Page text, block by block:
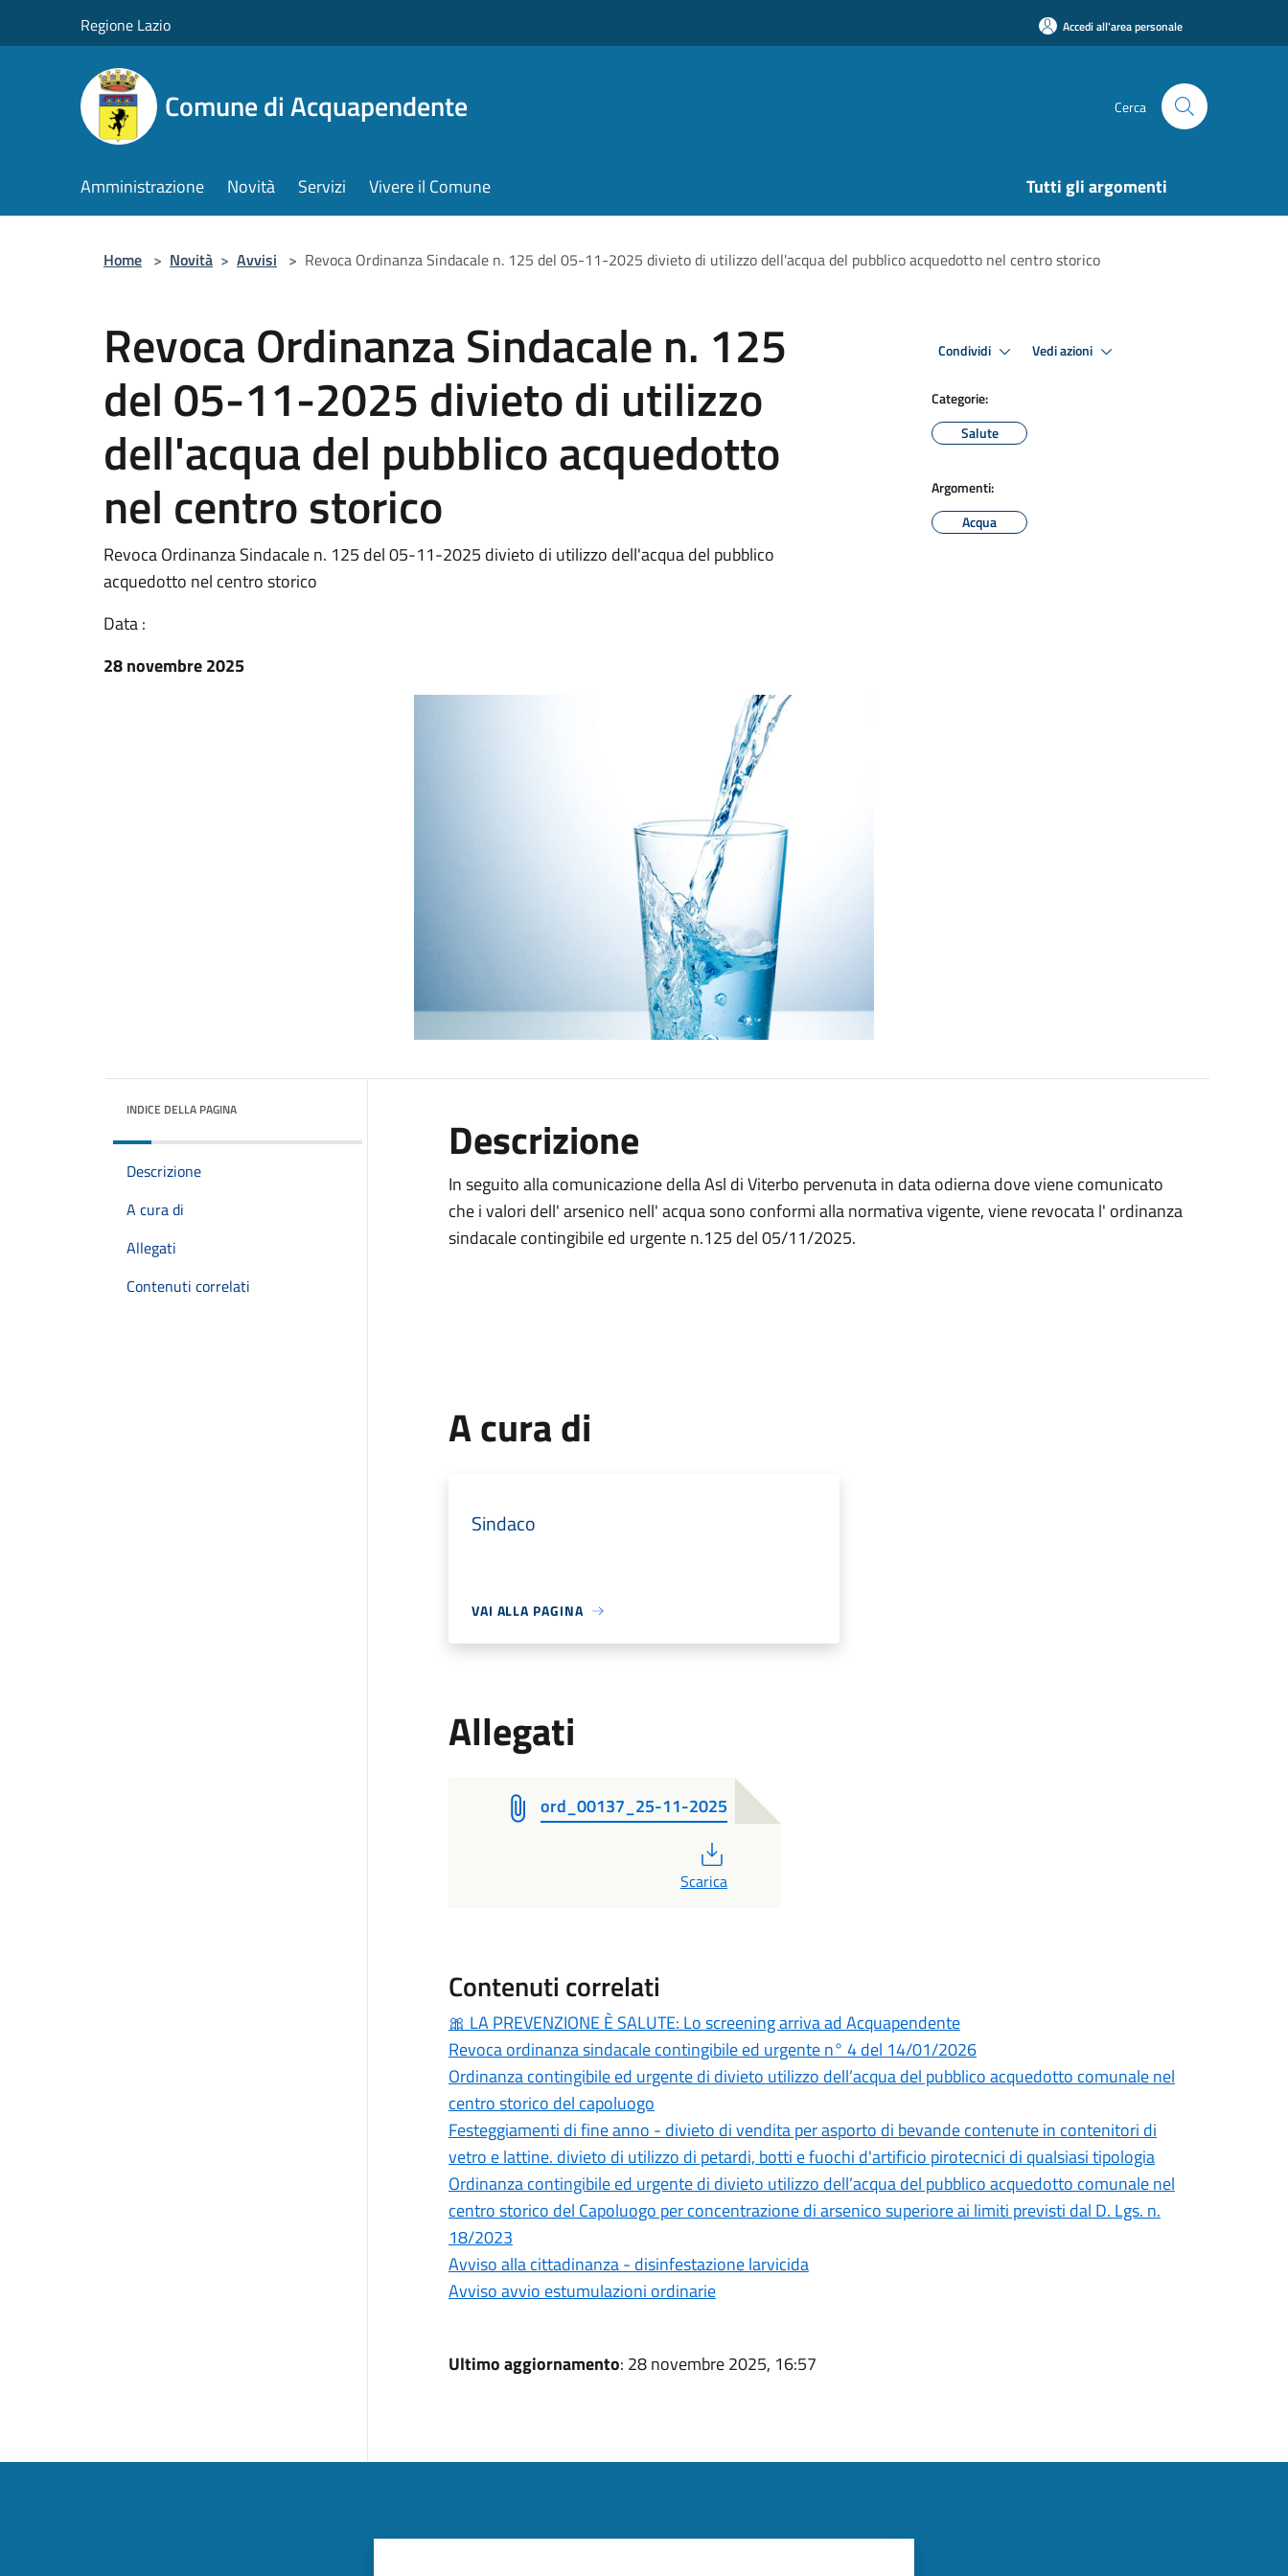
Regione Lazio Accedi all'area personale
Comune di Acquapendente Cerca
Amministrazione Novità Servizi Vivere il Comune Tutti gli argomenti
Home > Novità > Avvisi > Revoca Ordinanza Sindacale n. 125 del 05-11-2025 divieto di utilizzo dell'acqua del pubblico acquedotto nel centro storico
Revoca Ordinanza Sindacale n. 125
del 05-11-2025 divieto di utilizzo
dell'acqua del pubblico acquedotto
nel centro storico
Revoca Ordinanza Sindacale n. 125 del 05-11-2025 divieto di utilizzo dell'acqua del pubblico
acquedotto nel centro storico
Data :
28 novembre 2025
Condividi Vedi azioni
Categorie:
Salute
Argomenti:
Acqua
INDICE DELLA PAGINA
Descrizione
A cura di
Allegati
Contenuti correlati
Descrizione
In seguito alla comunicazione della Asl di Viterbo pervenuta in data odierna dove viene comunicato
che i valori dell' arsenico nell' acqua sono conformi alla normativa vigente, viene revocata l' ordinanza
sindacale contingibile ed urgente n.125 del 05/11/2025.
A cura di
Sindaco
VAI ALLA PAGINA
Allegati
ord_00137_25-11-2025
Scarica
Contenuti correlati
🎀 LA PREVENZIONE È SALUTE: Lo screening arriva ad Acquapendente
Revoca ordinanza sindacale contingibile ed urgente n° 4 del 14/01/2026
Ordinanza contingibile ed urgente di divieto utilizzo dell’acqua del pubblico acquedotto comunale nel
centro storico del capoluogo
Festeggiamenti di fine anno - divieto di vendita per asporto di bevande contenute in contenitori di
vetro e lattine. divieto di utilizzo di petardi, botti e fuochi d'artificio pirotecnici di qualsiasi tipologia
Ordinanza contingibile ed urgente di divieto utilizzo dell’acqua del pubblico acquedotto comunale nel
centro storico del Capoluogo per concentrazione di arsenico superiore ai limiti previsti dal D. Lgs. n.
18/2023
Avviso alla cittadinanza - disinfestazione larvicida
Avviso avvio estumulazioni ordinarie
Ultimo aggiornamento: 28 novembre 2025, 16:57